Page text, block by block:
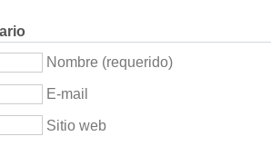
Nombre (requerido)
E-mail
Sitio web